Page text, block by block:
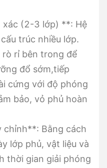
xác (2-3 lớp) **: Hệ
trúc nhiều lớp.
rỉ bên trong để
đổ sớm,tiếp
cứng với độ phóng
bảo, vỏ phủ hoàn
chỉnh**: Bằng cách
lớp phủ, vật liệu và
thời gian giải phóng